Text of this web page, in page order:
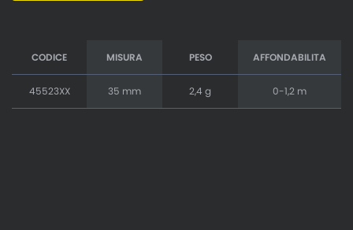
CODICE MISURA PESO AFFONDABILITA
45523XX 35 mm 2,4 g 0-1,2 m